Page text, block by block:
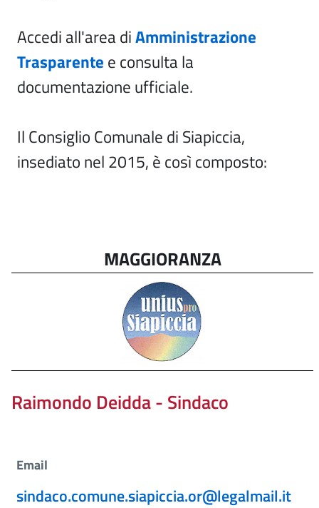
Accedi all'area diAmministrazione
Trasparente e consulta la
documentazione ufficiale.
Il Consiglio Comunale di Siapiccia,
insediato nel 2015, è così composto:
MAGGIORANZA
Raimondo Deidda - Sindaco
Email
sindaco.comune.siapiccia.or@legalmail.it